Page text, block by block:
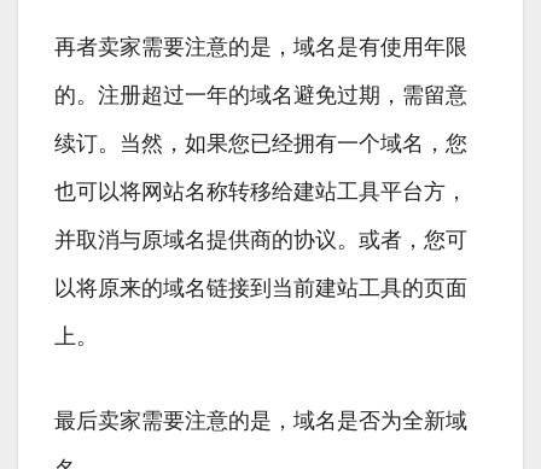
再者卖家需要注意的是，域名是有使用年限
的。注册超过一年的域名避免过期，需留意
续订。当然，如果您已经拥有一个域名，您
也可以将网站名称转移给建站工具平台方，
并取消与原域名提供商的协议。或者，您可
以将原来的域名链接到当前建站工具的页面
上。
最后卖家需要注意的是，域名是否为全新域